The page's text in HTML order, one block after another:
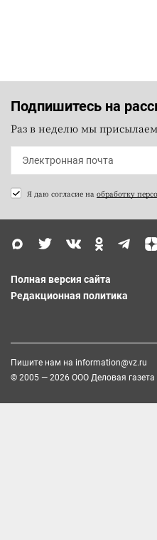
Подпишитесь на
Раз в неделю мы
Я даю согласие на обработку
Полная версия сайта
Редакционная политика
Пишите нам на information@vz.ru
© 2005 — 2026 ООО Деловая газета